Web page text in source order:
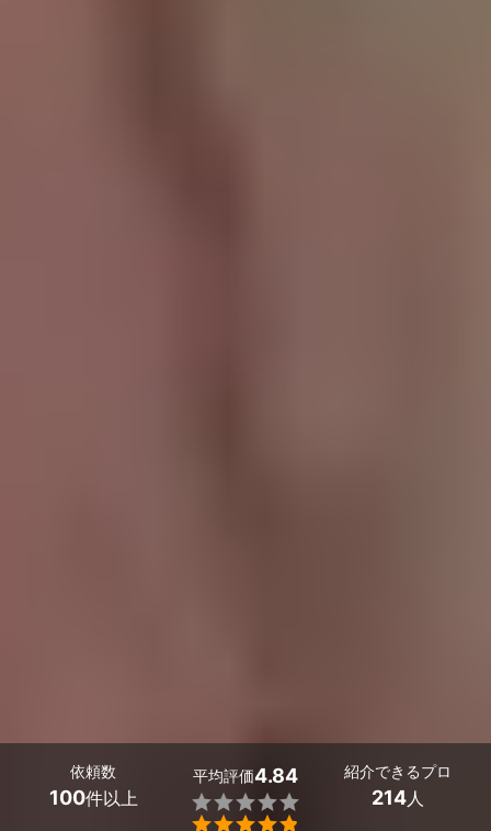
依頼数
100件以上
平均評価4.84


紹介できるプロ
214人